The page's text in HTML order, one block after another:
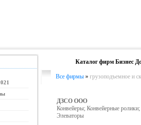
Каталог фирм Бизнес
Все фирмы » грузоподъемное и
ДЗСО ООО
Конвейеры; Конвейерные
Элеваторы